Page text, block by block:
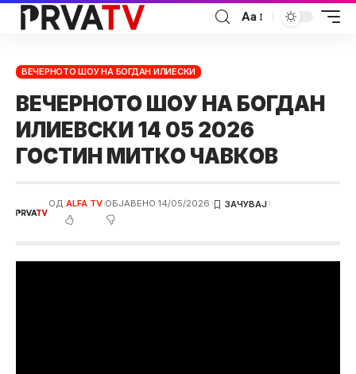
Аа
ВЕЧЕРНОТО ШОУ НА БОГДАН ИЛИЕСКИ
ВЕЧЕРНОТО ШОУ НА БОГДАН
ИЛИЕВСКИ 14 05 2026
ГОСТИН МИТКО ЧАВКОВ
ОД:ALFA TV ОБЈАВЕНО 14/05/2026